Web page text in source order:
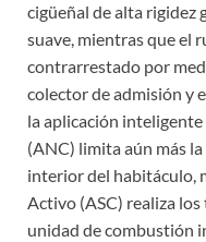
cigüeñal de alta
suave, mientras que el
contrarrestado por
colector de admisión y
la aplicación
(ANC) limita aún más
interior del habitáculo,
Activo (ASC) realiza
unidad de combustión